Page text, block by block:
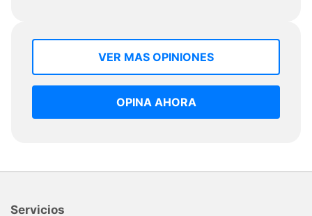
VER MAS OPINIONES
OPINA AHORA
Servicios